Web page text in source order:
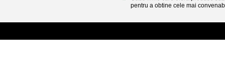
pentru a obtine cele mai